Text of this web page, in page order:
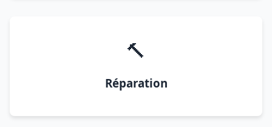
🔨
Réparation